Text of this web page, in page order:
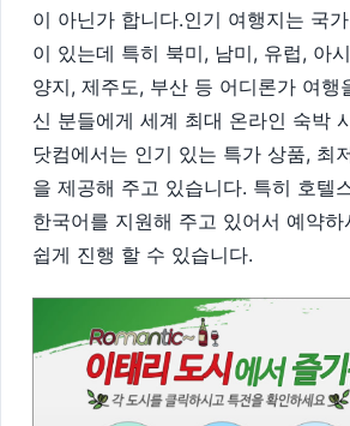
이 아닌가 합니다.인기 여행지는 국
이 있는데 특히 북미, 남미, 유럽, 아
양지, 제주도, 부산 등 어디론가 여행
신 분들에게 세계 최대 온라인 숙박
닷컴에서는 인기 있는 특가 상품, 최
을 제공해 주고 있습니다. 특히 호텔
한국어를 지원해 주고 있어서 예약하
쉽게 진행 할 수 있습니다.